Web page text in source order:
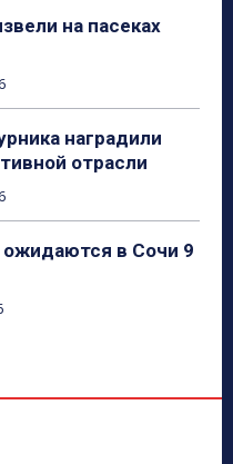
на пасеках
наградили
отрасли
в Сочи 9